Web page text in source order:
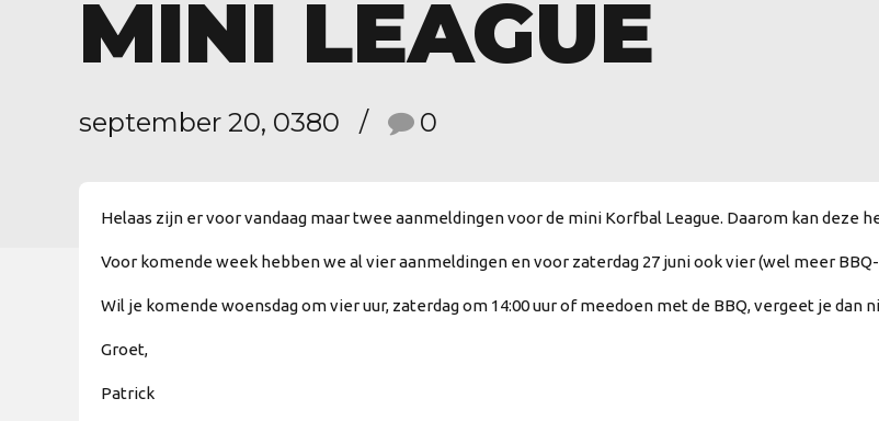
MINI LEAGUE
september 20, 0380 0
Helaas zijn er voor vandaag maar twee aanmeldingen voor de mini Korfbal League. Daarom kan deze
Voor komende week hebben we al vier aanmeldingen en voor zaterdag 27 juni ook vier (wel meer
Wil je komende woensdag om vier uur, zaterdag om 14:00 uur of meedoen met de BBQ, vergeet je
Groet,
Patrick